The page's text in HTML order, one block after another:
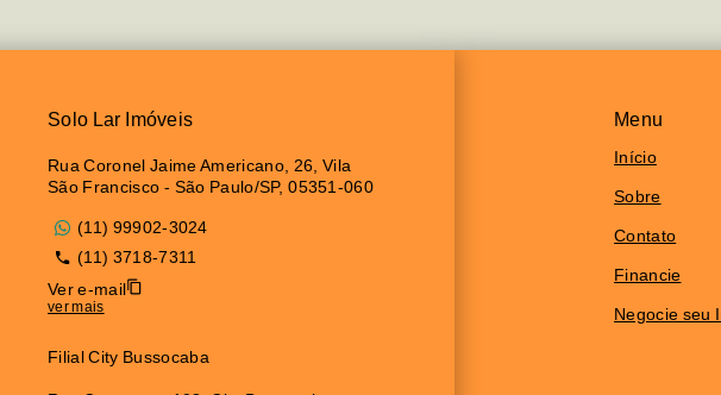
Menu
Início
Sobre
Contato
Financie
Negocie seu
Solo Lar Imóveis
Rua Coronel Jaime Americano, 26, Vila
São Francisco - São Paulo/SP, 05351-060
(11) 99902-3024
(11) 3718-7311
Ver e-mail
ver mais
Filial City Bussocaba